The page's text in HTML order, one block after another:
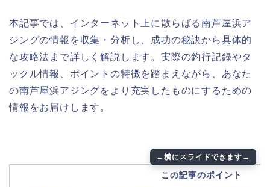
本記事では、インターネット上に散らばる南芦屋浜ア
ジングの情報を収集・分析し、成功の秘訣から具体的
な攻略法まで詳しく解説します。実際の釣行記録やタ
ックル情報、ポイントの特徴を踏まえながら、あなた
の南芦屋浜アジングをより充実したものにするための
情報をお届けします。
この記事のポイント